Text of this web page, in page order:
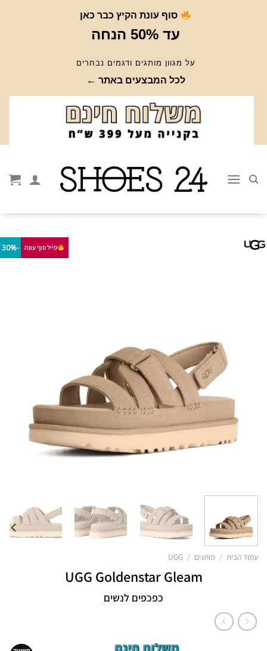
סוף עונת הקיץ כבר כאן
עד 50% הנחה
על מגוון מותגים ודגמים נבחרים
לכל המבצעים באתר ←
סייל סוף עונה -30%
עמוד הבית / מותגים /
UGG
UGG Goldenstar Gleam
כפכפים לנשים